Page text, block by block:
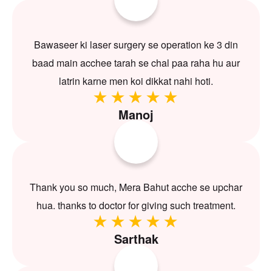
Bawaseer ki laser surgery se operation ke 3 din
baad main acchee tarah se chal paa raha hu aur
latrin karne men koi dikkat nahi hoti.
Manoj
Thank you so much, Mera Bahut acche se upchar
hua. thanks to doctor for giving such treatment.
Sarthak